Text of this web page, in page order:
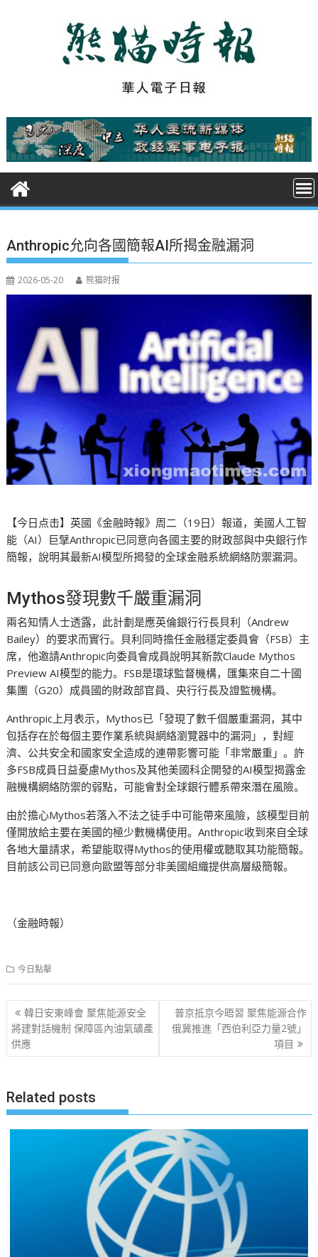
t
Anthropic允向各國簡報AI所揭金融漏洞
2026-05-20 熊猫时报
【今日点击】英國《金融時報》周二（19日）報道，美國人工智
能（AI）巨擘Anthropic已同意向各國主要的財政部與中央銀行作
簡報，說明其最新AI模型所揭發的全球金融系統網絡防禦漏洞。
Mythos發現數千嚴重漏洞
兩名知情人士透露，此計劃是應英倫銀行行長貝利（Andrew
Bailey）的要求而實行。貝利同時擔任金融穩定委員會（FSB）主
席，他邀請Anthropic向委員會成員說明其新款Claude Mythos
Preview AI模型的能力。FSB是環球監督機構，匯集來自二十國
集團（G20）成員國的財政部官員、央行行長及證監機構。
Anthropic上月表示，Mythos已「發現了數千個嚴重漏洞，其中
包括存在於每個主要作業系統與網絡瀏覽器中的漏洞」，對經
濟、公共安全和國家安全造成的連帶影響可能「非常嚴重」。許
多FSB成員日益憂慮Mythos及其他美國科企開發的AI模型揭露金
融機構網絡防禦的弱點，可能會對全球銀行體系帶來潛在風險。
由於擔心Mythos若落入不法之徒手中可能帶來風險，該模型目前
僅開放給主要在美國的極少數機構使用。Anthropic收到來自全球
各地大量請求，希望能取得Mythos的使用權或聽取其功能簡報。
目前該公司已同意向歐盟等部分非美國組織提供高層級簡報。
（金融時報）
今日點擊
文
章
导
韓日安東峰會 聚焦能源安全
將建對話機制 保障區內油氣礦產
供應
普京抵京今晤習 聚焦能源合作
俄冀推進「西伯利亞力量2號」
項目
Related posts